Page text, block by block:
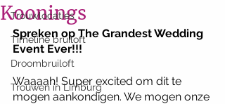
Trouwlocaties
Timeline bruiloft
Droombruiloft
Trouwen in Limburg
Koonings
Spreken op The Grandest Wedding
Event Ever!!!
Waaaah! Super excited om dit te
mogen aankondigen. We mogen onze